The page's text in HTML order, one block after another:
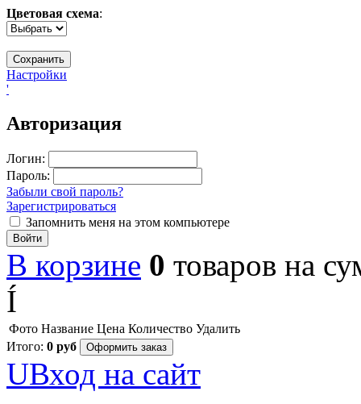
Цветовая схема:
Настройки
'
Авторизация
Логин:
Пароль:
Забыли свой пароль?
Зарегистрироваться
Запомнить меня на этом компьютере
Войти
В корзине 0 товаров на
Í
Фото Название Цена Количество Удалить
Итого: 0 руб Оформить заказ
UВход на сайт